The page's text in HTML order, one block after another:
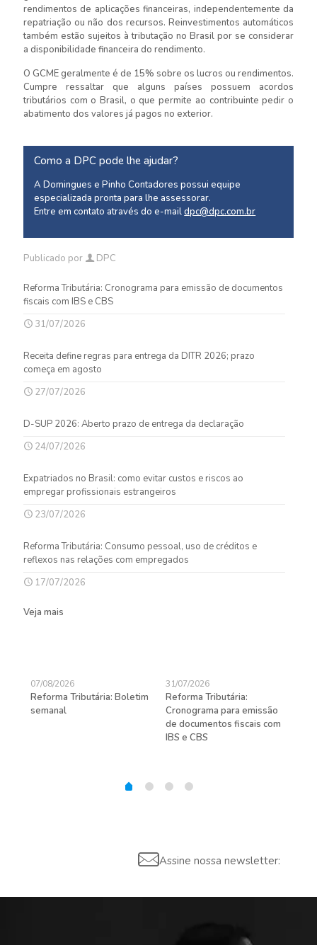
rendimentos de aplicações financeiras, independentemente da
repatriação ou não dos recursos. Reinvestimentos automáticos
também estão sujeitos à tributação no Brasil por se considerar
a disponibilidade financeira do rendimento.
O GCME geralmente é de 15% sobre os lucros ou rendimentos.
Cumpre ressaltar que alguns países possuem acordos
tributários com o Brasil, o que permite ao contribuinte pedir o
abatimento dos valores já pagos no exterior.
Como a DPC pode lhe ajudar?
A Domingues e Pinho Contadores possui equipe
especializada pronta para lhe assessorar.
Entre em contato através do e-maildpc@dpc.com.br
Publicado por DPC
Reforma Tributária: Cronograma para emissão de documentos
fiscais com IBS e CBS
31/07/2026
Receita define regras para entrega da DITR 2026; prazo
começa em agosto
27/07/2026
D-SUP 2026: Aberto prazo de entrega da declaração
24/07/2026
Expatriados no Brasil: como evitar custos e riscos ao
empregar profissionais estrangeiros
23/07/2026
Reforma Tributária: Consumo pessoal, uso de créditos e
reflexos nas relações com empregados
17/07/2026
Veja mais
07/08/2026
Reforma Tributária: Boletim
semanal
31/07/2026
Reforma Tributária:
Cronograma para emissão
de documentos fiscais com
IBS e CBS
Assine nossa newsletter: